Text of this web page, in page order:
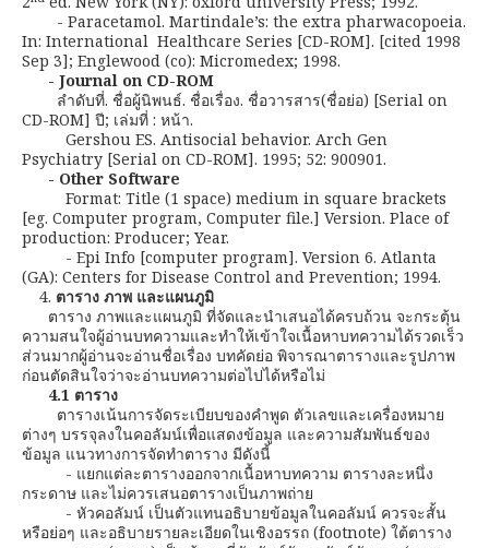
- Paracetamol. Martindale’s: the extra pharwacopoeia.
In: International Healthcare Series [CD-ROM]. [cited 1998
Sep 3]; Englewood (co): Micromedex; 1998.
- Journal on CD-ROM
ลำดับที่. ชื่อผู้นิพนธ์. ชื่อเรื่อง. ชื่อวารสาร(ชื่อย่อ) [Serial on
CD-ROM] ปี; เล่มที่ : หน้า.
Gershou ES. Antisocial behavior. Arch Gen
Psychiatry [Serial on CD-ROM]. 1995; 52: 900901.
- Other Software
Format: Title (1 space) medium in square brackets
[eg. Computer program, Computer file.] Version. Place of
production: Producer; Year.
- Epi Info [computer program]. Version 6. Atlanta
(GA): Centers for Disease Control and Prevention; 1994.
4. ตาราง ภาพ และแผนภูมิ
ตาราง ภาพและแผนภูมิ ที่จัดและนำเสนอได้ครบถ้วน จะกระตุ้น
ความสนใจผู้อ่านบทความและทำให้เข้าใจเนื้อหาบทความได้รวดเร็ว
ส่วนมากผู้อ่านจะอ่านชื่อเรื่อง บทคัดย่อ พิจารณาตารางและรูปภาพ
ก่อนตัดสินใจว่าจะอ่านบทความต่อไปได้หรือไม่
4.1 ตาราง
ตารางเน้นการจัดระเบียบของคำพูด ตัวเลขและเครื่องหมาย
ต่างๆ บรรจุลงในคอลัมน์เพื่อแสดงข้อมูล และความสัมพันธ์ของ
ข้อมูล แนวทางการจัดทำตาราง มีดังนี้
- แยกแต่ละตารางออกจากเนื้อหาบทความ ตารางละหนึ่ง
กระดาษ และไม่ควรเสนอตารางเป็นภาพถ่าย
- หัวคอลัมน์ เป็นตัวแทนอธิบายข้อมูลในคอลัมน์ ควรจะสั้น
หรือย่อๆ และอธิบายรายละเอียดในเชิงอรรถ (footnote) ใต้ตาราง